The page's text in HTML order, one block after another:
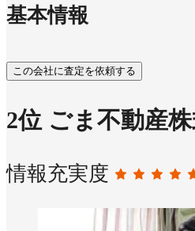
基本情報
この会社に査定を依頼する
2位 ごま不動産
情報充実度